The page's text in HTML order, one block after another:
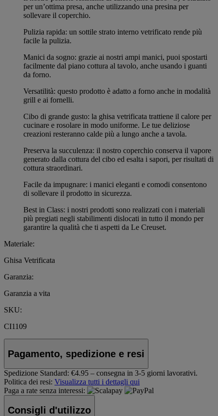
per un’ottima presa, anche utilizzando una presina per
sollevare il coperchio.
Pulizia rapida: un sottile strato interno vetrificato rende più
facile la pulizia.
Manici da sogno: grazie ai nostri ampi manici, puoi spostarti
facilmente dal piano cottura al tavolo, anche usando i guanti
da forno.
Versatilità: questo prodotto è adatto a forno anche in modalità
grill e ai fornelli.
Cibo di grande gusto: la ghisa vetrificata trattiene il calore per
cucinare e rosolare in modo uniforme. Le tue deliziose
creazioni resteranno calde più a lungo anche a tavola.
Preserva la succulenza: il nostro coperchio conserva il vapore
generato dalla cottura del cibo ed esalta i sapori, per risultati di
cottura straordinari.
Facile da impugnare: i manici eleganti e comodi consentono
di sollevare il prodotto in sicurezza.
Best in Class: i nostri prodotti sono realizzati con i materiali
più pregiati negli stabilimenti dislocati in tutto il mondo per
garantire la qualità che ti aspetti da Le Creuset.
Materiale:
Ghisa Vetrificata
Garanzia:
Garanzia a vita
SKU:
CI1109
Pagamento, spedizione e resi
Spedizione Standard: €4.95 – consegna in 3-5 giorni lavorativi.
Politica dei resi: Visualizza tutti i dettagli qui
Paga a rate senza interessi:
Consigli d'utilizzo